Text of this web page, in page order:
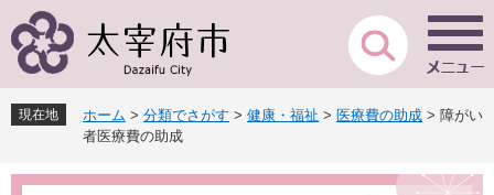
ー
先
頭
す
ニ
を
飛
し
現在地 ホーム > 分類でさがす > 健康・福祉 > 医療費の助成 > 障がい
者医療費の助成
本